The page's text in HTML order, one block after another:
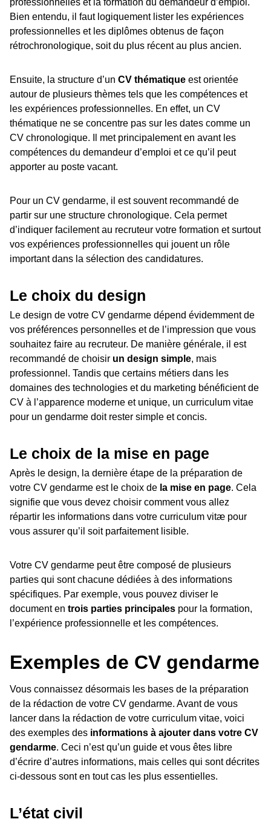
Bien entendu, il faut logiquement lister les expériences
professionnelles et les diplômes obtenus de façon
rétrochronologique, soit du plus récent au plus ancien.
Ensuite, la structure d’un CV thématique est orientée
autour de plusieurs thèmes tels que les compétences et
les expériences professionnelles. En effet, un CV
thématique ne se concentre pas sur les dates comme un
CV chronologique. Il met principalement en avant les
compétences du demandeur d’emploi et ce qu’il peut
apporter au poste vacant.
Pour un CV gendarme, il est souvent recommandé de
partir sur une structure chronologique. Cela permet
d’indiquer facilement au recruteur votre formation et surtout
vos expériences professionnelles qui jouent un rôle
important dans la sélection des candidatures.
Le choix du design
Le design de votre CV gendarme dépend évidemment de
vos préférences personnelles et de l’impression que vous
souhaitez faire au recruteur. De manière générale, il est
recommandé de choisir un design simple, mais
professionnel. Tandis que certains métiers dans les
domaines des technologies et du marketing bénéficient de
CV à l’apparence moderne et unique, un curriculum vitae
pour un gendarme doit rester simple et concis.
Le choix de la mise en page
Après le design, la dernière étape de la préparation de
votre CV gendarme est le choix de la mise en page. Cela
signifie que vous devez choisir comment vous allez
répartir les informations dans votre curriculum vitæ pour
vous assurer qu’il soit parfaitement lisible.
Votre CV gendarme peut être composé de plusieurs
parties qui sont chacune dédiées à des informations
spécifiques. Par exemple, vous pouvez diviser le
document en trois parties principales pour la formation,
l’expérience professionnelle et les compétences.
Exemples de CV gendarme
Vous connaissez désormais les bases de la préparation
de la rédaction de votre CV gendarme. Avant de vous
lancer dans la rédaction de votre curriculum vitae, voici
des exemples des informations à ajouter dans votre CV
gendarme. Ceci n’est qu’un guide et vous êtes libre
d’écrire d’autres informations, mais celles qui sont décrites
ci-dessous sont en tout cas les plus essentielles.
L’état civil